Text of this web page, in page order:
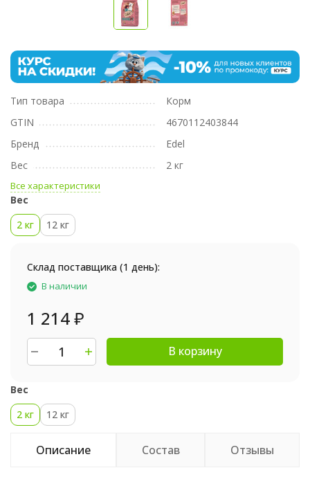
Тип товара
Корм
GTIN
4670112403844
Бренд
Edel
Вес
2 кг
Все характеристики
Вес
2 кг
12 кг
Склад поставщика (1 день):
В наличии
1 214₽
В корзину
Вес
2 кг
12 кг
Описание Состав Отзывы